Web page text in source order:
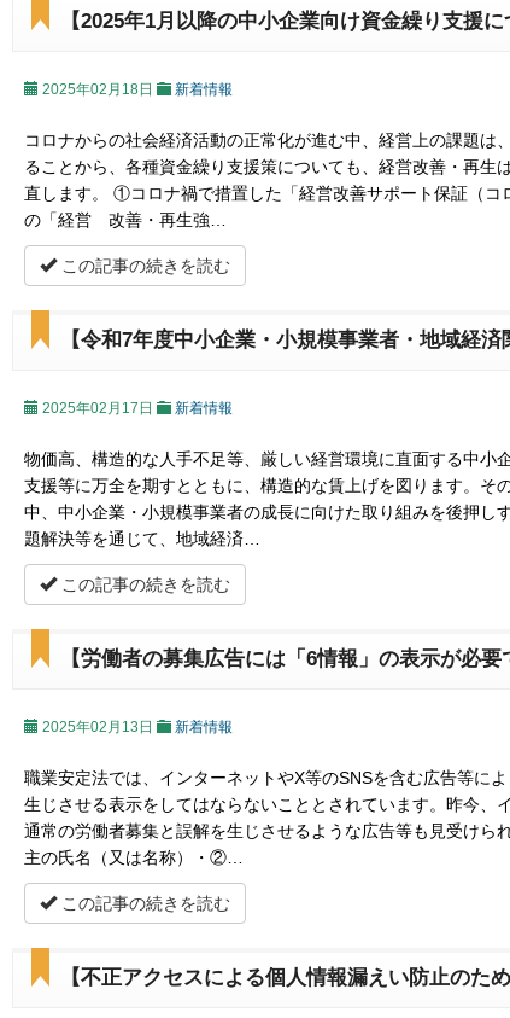
【2025年1月以降の中小企業向け資金繰り支援に
2025年02月18日 新着情報
コロナからの社会経済活動の正常化が進む中、経営上の課題
ることから、各種資金繰り支援策についても、経営改善・再
直します。 ①コロナ禍で措置した「経営改善サポート保証（
の「経営 改善・再生強…
この記事の続きを読む
【令和7年度中小企業・小規模事業者・地域経済
2025年02月17日 新着情報
物価高、構造的な人手不足等、厳しい経営環境に直面する中
支援等に万全を期すとともに、構造的な賃上げを図ります。
中、中小企業・小規模事業者の成長に向けた取り組みを後押
題解決等を通じて、地域経済…
この記事の続きを読む
【労働者の募集広告には「6情報」の表示が必要
2025年02月13日 新着情報
職業安定法では、インターネットやX等のSNSを含む広告等に
生じさせる表示をしてはならないこととされています。昨今、
通常の労働者募集と誤解を生じさせるような広告等も見受け
主の氏名（又は名称）・②…
この記事の続きを読む
【不正アクセスによる個人情報漏えい防止のた